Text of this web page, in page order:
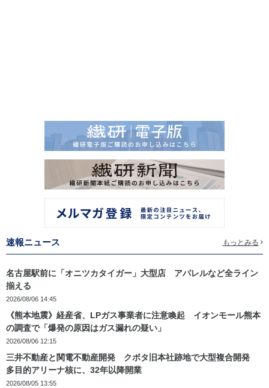
速報ニュース もっとみる
名古屋駅前に「オニツカタイガー」大型店 アパレルなど全ライン
揃える
2026/08/06 14:45
《熊本地震》経産省、LPガス事業者に注意喚起 イオンモール熊本
の調査で「爆発の原因はガス漏れの疑い」
2026/08/06 12:15
三井不動産と関電不動産開発 クボタ旧本社跡地で大型複合開発
多目的アリーナ核に、32年以降開業
2026/08/05 13:55